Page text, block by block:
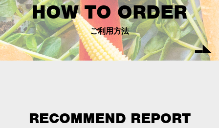
HOW TO ORDER
ご利用方法
RECOMMEND REPORT